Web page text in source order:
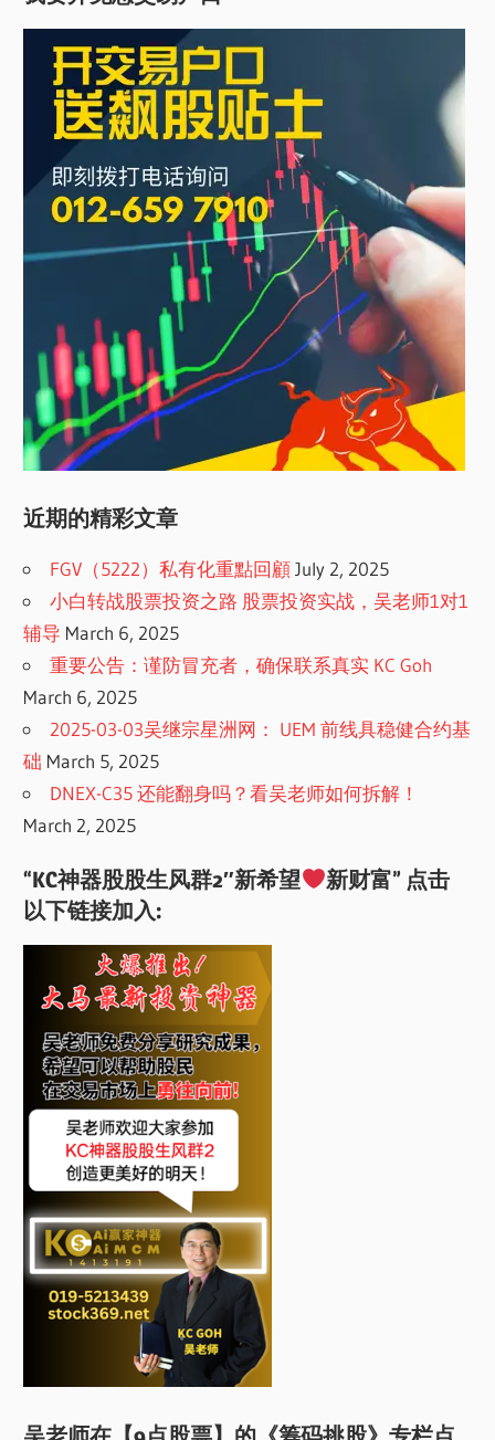
近期的精彩文章
FGV（5222）私有化重點回顧 July 2, 2025
小白转战股票投资之路 股票投资实战，吴老师1对1
辅导 March 6, 2025
重要公告：谨防冒充者，确保联系真实 KC Goh
March 6, 2025
2025-03-03吴继宗星洲网： UEM 前线具稳健合约基
础 March 5, 2025
DNEX-C35 还能翻身吗？看吴老师如何拆解！
March 2, 2025
“KC神器股股生风群2″新希望
新财富” 点击
以下链接加入: